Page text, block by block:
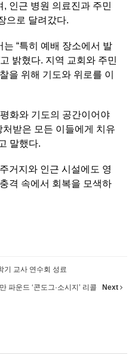
인근 병원 의료진과 주민
으로 달려갔다.
“특히 예배 장소에서 발
밝혔다. 지역 교회와 주민
을 위해 기도와 위로를 이
화와 기도의 공간이어야
처받은 모든 이들에게 치유
말했다.
거지와 인근 시설에도 영
격 속에서 회복을 모색하
기 교사 연수회 성료
파운드 ‘콘도그·소시지’ 리콜 Next